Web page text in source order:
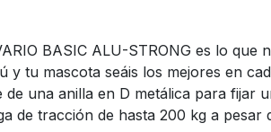
BASIC ALU-STRONG es lo que
tu mascota seáis los mejores en
de una anilla en D metálica para
de tracción de hasta 200 kg a